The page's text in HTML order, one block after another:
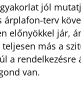
jól
árplafon-terv
előnyökkel jár,
más a
a rendelkezésre
van.